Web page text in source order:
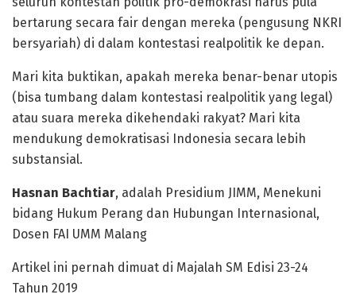
bertarung secara fair dengan mereka (pengusung NKRI
bersyariah) di dalam kontestasi realpolitik ke depan.
Mari kita buktikan, apakah mereka benar-benar utopis
(bisa tumbang dalam kontestasi realpolitik yang legal)
atau suara mereka dikehendaki rakyat? Mari kita
mendukung demokratisasi Indonesia secara lebih
substansial.
Hasnan Bachtiar, adalah Presidium JIMM, Menekuni
bidang Hukum Perang dan Hubungan Internasional,
Dosen FAI UMM Malang
Artikel ini pernah dimuat di Majalah SM Edisi 23-24
Tahun 2019